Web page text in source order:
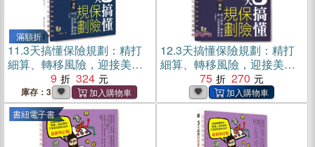
滿額折
11.3天搞懂保險規劃：精打
細算、轉移風險，迎接美滿
無憂的人生！
9 324
庫存：3
12.3天搞懂保險規劃：精打
細算、轉移風險，迎接美滿
無憂的人生！(電子書)
75 270
書紐電子書